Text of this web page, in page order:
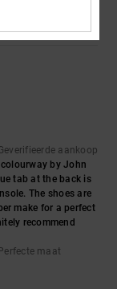
aankoop
by John
tab at the back is
The shoes are
make for a perfect
recommend
maat